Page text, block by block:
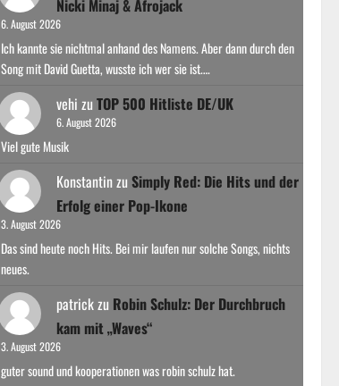
Nicki Minaj & Afrojack
6. August 2026
Ich kannte sie nichtmal anhand des Namens. Aber dann durch den
Song mit David Guetta, wusste ich wer sie ist.…
vehi zu TOP 500 Hitliste DE/UK
6. August 2026
Viel gute Musik
Konstantinzu Simply Red: Die Hits und der
Erfolg einer Pop-Ikone
3. August 2026
Das sind heute noch Hits. Bei mir laufen nur solche Songs, nichts
neues.
patrickzu Robin Schulz: Der Durchbruch
kam mit „Waves“
3. August 2026
guter sound und kooperationen was robin schulz hat.